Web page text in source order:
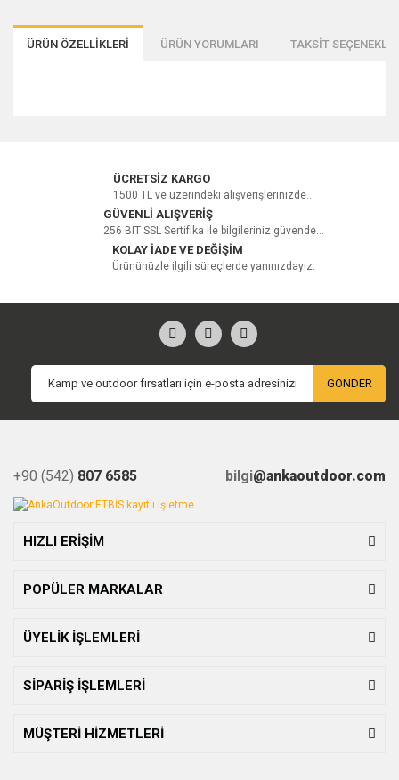
ÜRÜN ÖZELLİKLERİ ÜRÜN YORUMLARI TAKSİT
Bu ürüne ilk yorumu siz yapın!
Yorum Yaz
ÜCRETSİZ KARGO
1500 TL ve üzerindeki alışverişlerinizde...
GÜVENLİ ALIŞVERİŞ
256 BIT SSL Sertifika ile bilgileriniz güvende...
KOLAY İADE VE DEĞİŞİM
Ürününüzle ilgili süreçlerde yanınızdayız.
GÖNDER
+90 (542) 807 6585 bilgi@ankaoutdoor.com
HIZLI ERİŞİM
POPÜLER MARKALAR
ÜYELİK İŞLEMLERİ
SİPARİŞ İŞLEMLERİ
MÜŞTERİ HİZMETLERİ